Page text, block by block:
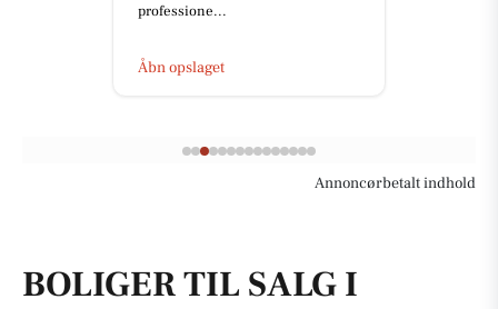
professione...
Åbn opslaget
Annoncørbetalt indhold
BOLIGER TIL SALG I